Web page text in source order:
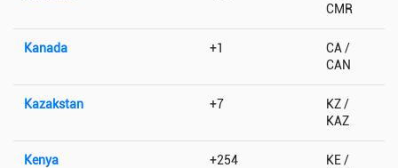
CMR
Kanada +1
CA /
CAN
Kazakstan +7
KZ /
KAZ
Kenya +254
KE /